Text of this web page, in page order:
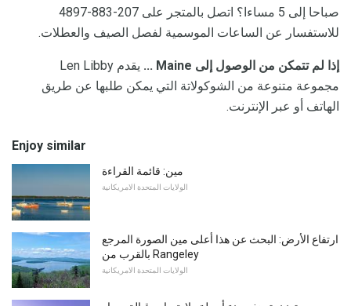
صباحا إلى 5 مساءا؟ اتصل بالمتجر على 207-883-4897
للاستفسار عن الساعات الموسمية لفصل الصيف والعطلات.
إذا لم تتمكن من الوصول إلى Maine ...
يقدم Len Libby
مجموعة متنوعة من الشوكولاتة التي يمكن طلبها عن طريق
الهاتف أو عبر الإنترنت.
Enjoy similar
مين: قائمة القراءة
الولايات المتحدة الامريكانية
ارتفاع الأرض: البحث عن هذا أعلى مين الصورة المرجع
بالقرب من Rangeley
الولايات المتحدة الامريكانية